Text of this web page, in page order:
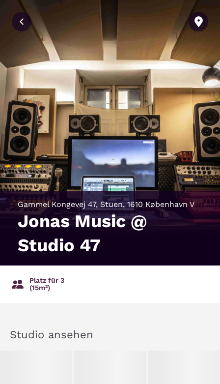
Jonas Music @
Studio 47
Gammel Kongevej 47, Stuen, 1610 København V
Platz für 3
(15m²)
Studio ansehen